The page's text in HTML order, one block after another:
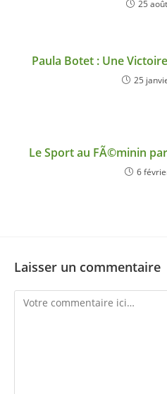
25
Paula Botet : Une
25
Le Sport au FÃ©minin par
6
Laisser un commentaire